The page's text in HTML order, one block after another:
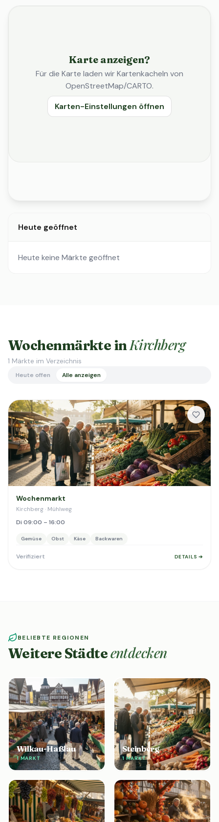
Karte anzeigen?
Für die Karte laden wir Kartenkacheln von
OpenStreetMap/CARTO.
Karten-Einstellungen öffnen
Heute geöffnet
Heute keine Märkte geöffnet
Wochenmärkte inKirchberg
1 Märkte im Verzeichnis
Heute offen Alle anzeigen
Wochenmarkt
Kirchberg · Mühlweg
Di 09:00 – 16:00
Gemüse Obst Käse Backwaren
Verifiziert DETAILS ➔
BELIEBTE REGIONEN
Weitere Städteentdecken
Wilkau-Haßlau
1 MARKT
Steinberg
1 MARKT